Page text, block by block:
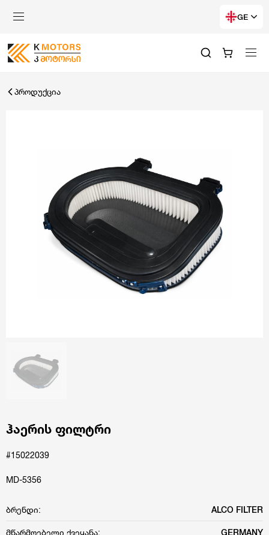
GE
პროდუქცია
ჰაერის ფილტრი
#15022039
MD-5356
ბრენდი: ALCO FILTER
მწარმოებელი ქვეყანა: GERMANY